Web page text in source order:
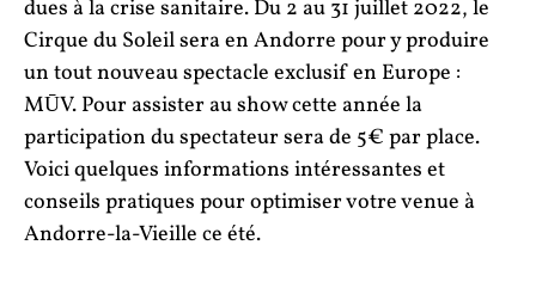
dues à la crise sanitaire. Du 2 au 31 juillet 2022, le
Cirque du Soleil sera en Andorre pour y produire
un tout nouveau spectacle exclusif en Europe :
MŪV. Pour assister au show cette année la
participation du spectateur sera de 5€ par place.
Voici quelques informations intéressantes et
conseils pratiques pour optimiser votre venue à
Andorre-la-Vieille ce été.